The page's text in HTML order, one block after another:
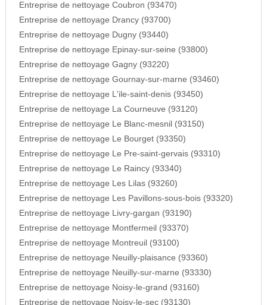
Entreprise de nettoyage Coubron (93470)
Entreprise de nettoyage Drancy (93700)
Entreprise de nettoyage Dugny (93440)
Entreprise de nettoyage Epinay-sur-seine (93800)
Entreprise de nettoyage Gagny (93220)
Entreprise de nettoyage Gournay-sur-marne (93460)
Entreprise de nettoyage L'ile-saint-denis (93450)
Entreprise de nettoyage La Courneuve (93120)
Entreprise de nettoyage Le Blanc-mesnil (93150)
Entreprise de nettoyage Le Bourget (93350)
Entreprise de nettoyage Le Pre-saint-gervais (93310)
Entreprise de nettoyage Le Raincy (93340)
Entreprise de nettoyage Les Lilas (93260)
Entreprise de nettoyage Les Pavillons-sous-bois (93320)
Entreprise de nettoyage Livry-gargan (93190)
Entreprise de nettoyage Montfermeil (93370)
Entreprise de nettoyage Montreuil (93100)
Entreprise de nettoyage Neuilly-plaisance (93360)
Entreprise de nettoyage Neuilly-sur-marne (93330)
Entreprise de nettoyage Noisy-le-grand (93160)
Entreprise de nettoyage Noisy-le-sec (93130)